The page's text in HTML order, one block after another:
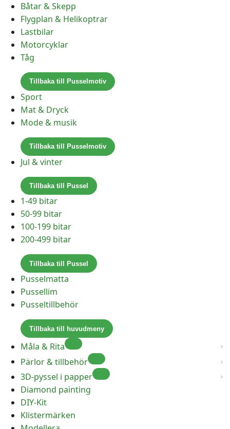
Båtar & Skepp
Flygplan & Helikoptrar
Lastbilar
Motorcyklar
Tåg
Tillbaka till Pusselmotiv
Sport
Mat & Dryck
Mode & musik
Tillbaka till Pusselmotiv
Jul & vinter
Tillbaka till Pussel
1-49 bitar
50-99 bitar
100-199 bitar
200-499 bitar
Tillbaka till Pussel
Pusselmatta
Pussellim
Pusseltillbehör
Tillbaka till huvudmeny
Måla & Rita
Pärlor & tillbehör
3D-pyssel i papper
Diamond painting
DIY-Kit
Klistermärken